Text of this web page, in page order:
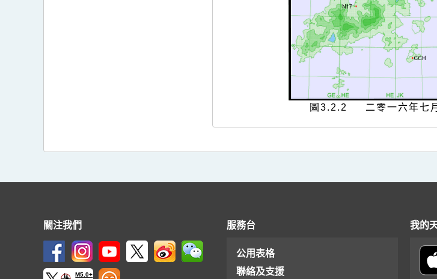
圖3.2.2 二零一六年七月
關注我們
M5.0+
服務台
公用表格
聯絡及支援
我的